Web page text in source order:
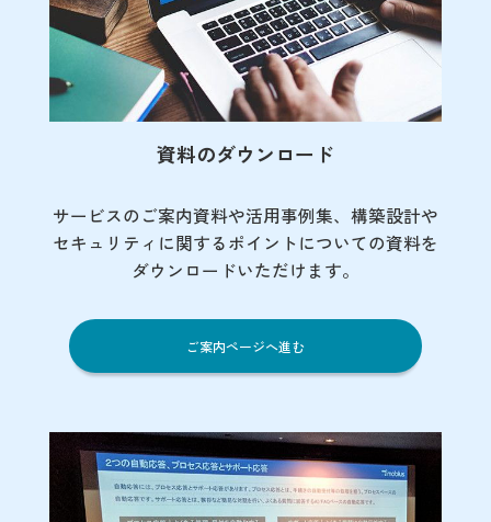
資料のダウンロード
サービスのご案内資料や活用事例集、 構築設計や
セキュリティに関するポイントについての資料を
ダウンロードいただけます。
ご案内ページへ進む